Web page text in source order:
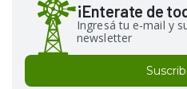
¡Enterate de
Ingresá tu e-mail y
newsletter